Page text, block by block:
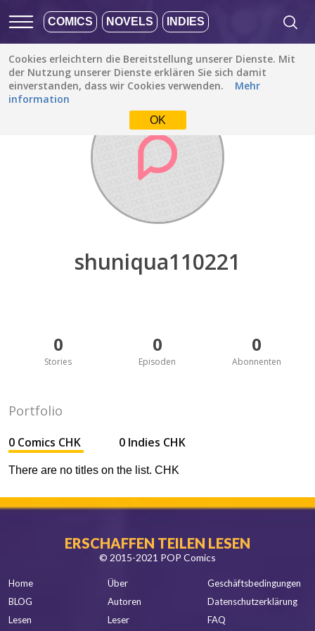
COMICS NOVELS INDIES
Cookies erleichtern die Bereitstellung unserer Dienste. Mit
der Nutzung unserer Dienste erklären Sie sich damit
einverstanden, dass wir Cookies verwenden.
Mehr
information
OK
Entdecken / shuniqua110221
shuniqua110221
0
Stories
0
Episoden
0
Abonnenten
Portfolio
0 Comics CHK 0 Indies CHK
There are no titles on the list. CHK
ERSCHAFFEN TEILEN LESEN
© 2015-2021 POP Comics
Home
BLOG
Lesen
Über
Autoren
Leser
Geschäftsbedingungen
Datenschutzerklärung
FAQ